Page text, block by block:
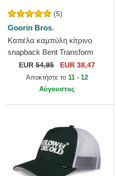
(5)
Goorin Bros.
Καπέλα καμπύλη κίτρινο
snapback Bent Transform
Farmigami The Farm Goorin
EUR54,95 EUR 38,47
Αποκτήστε το 11 - 12
Αύγουστος